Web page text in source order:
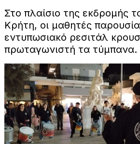
Στο πλαίσιο της εκδρομής
Κρήτη, οι μαθητές
εντυπωσιακό ρεσιτάλ
πρωταγωνιστή τα τύμπανα.